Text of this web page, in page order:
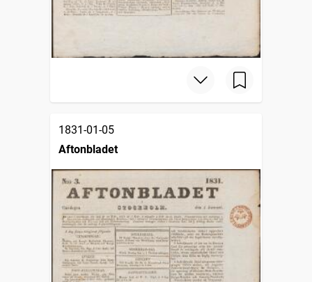
1831-01-05
Aftonbladet